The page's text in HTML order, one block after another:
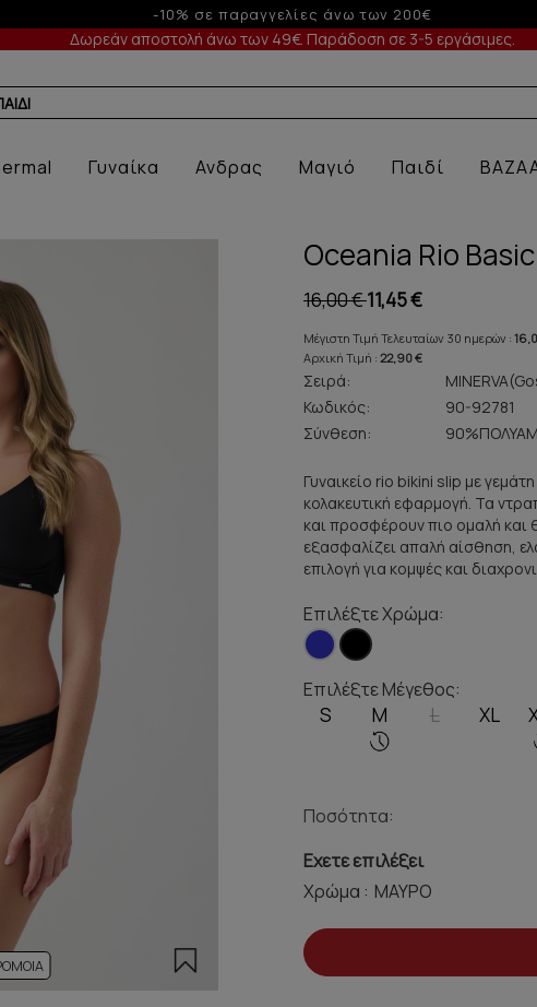
Έως 6 άτοκες δόσεις με πιστωτική άνω των 100€
Δωρεάν αποστολή άνω των 49€. Παράδοση σε 3-5 εργάσιμες.
ΕΣΩΡΟΥΧΑ
Γυναίκα Ανδρας Μαγιό Παιδί
Oceania Rio
16,00 €11,45 €
Μέγιστη Τιμή Τελευταίων 30 ημερών :
Αρχική Τιμή : 22,90 €
Σειρά:
Κωδικός:
90-92781
Σύνθεση:
Γυναικείο rio bikini slip με
κολακευτική εφαρμογή. Τα
και προσφέρουν πιο ομαλή
εξασφαλίζει απαλή αίσθηση,
επιλογή για κομψές και
Επιλέξτε Χρώμα:
Επιλέξτε Μέγεθος:
S M L XL
Ποσότητα:
Εχετε επιλέξει
Χρώμα :